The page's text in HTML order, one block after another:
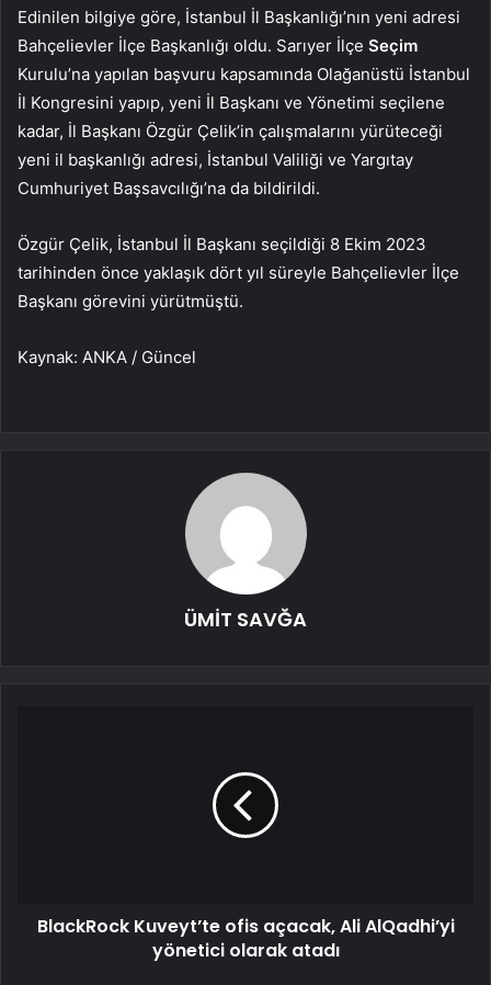
Edinilen bilgiye göre, İstanbul İl Başkanlığı’nın yeni adresi
Bahçelievler İlçe Başkanlığı oldu. Sarıyer İlçe Seçim
Kurulu’na yapılan başvuru kapsamında Olağanüstü İstanbul
İl Kongresini yapıp, yeni İl Başkanı ve Yönetimi seçilene
kadar, İl Başkanı Özgür Çelik’in çalışmalarını yürüteceği
yeni il başkanlığı adresi, İstanbul Valiliği ve Yargıtay
Cumhuriyet Başsavcılığı’na da bildirildi.
Özgür Çelik, İstanbul İl Başkanı seçildiği 8 Ekim 2023
tarihinden önce yaklaşık dört yıl süreyle Bahçelievler İlçe
Başkanı görevini yürütmüştü.
Kaynak: ANKA / Güncel
ÜMİT SAVĞA
BlackRock Kuveyt’te ofis açacak, Ali AlQadhi’yi
yönetici olarak atadı